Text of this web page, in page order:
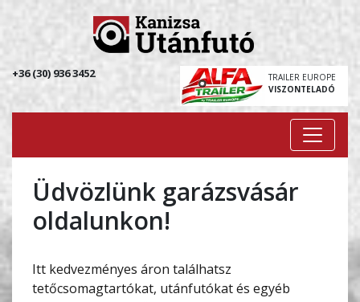
+36 (30) 936 3452
TRAILER EUROPE
VISZONTELADÓ
Üdvözlünk garázsvásár
oldalunkon!
Itt kedvezményes áron találhatsz
tetőcsomagtartókat, utánfutókat és egyéb